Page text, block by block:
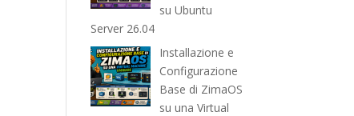
su Ubuntu
Server 26.04
Installazione e
Configurazione
Base di ZimaOS
su una Virtual